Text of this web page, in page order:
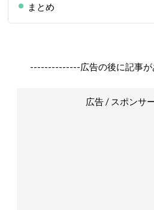
まとめ
--------------広告の後に記事
広告 / スポンサ